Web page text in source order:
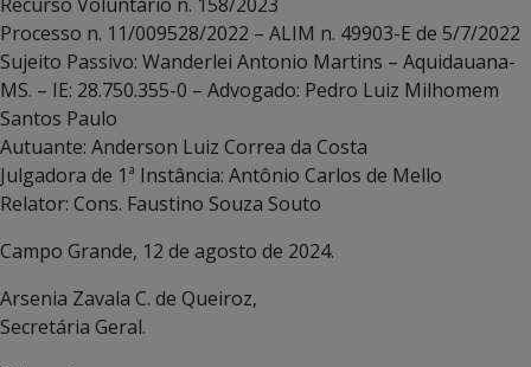
Processo n. 11/009528/2022 – ALIM n. 49903-E de 5/7/2022
Sujeito Passivo: Wanderlei Antonio Martins – Aquidauana-
MS. – IE: 28.750.355-0 – Advogado: Pedro Luiz Milhomem
Santos Paulo
Autuante: Anderson Luiz Correa da Costa
Julgadora de 1ª Instância: Antônio Carlos de Mello
Relator: Cons. Faustino Souza Souto
Campo Grande, 12 de agosto de 2024.
Arsenia Zavala C. de Queiroz,
Secretária Geral.